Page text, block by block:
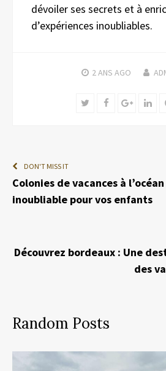
dévoiler ses secrets et à
d’expériences inoubliables.
2 ANS AGO
TwitterFacebookGoogle+
DON'T MISS IT
Colonies de vacances à
inoubliable pour vos enfants
Découvrez bordeaux : Une
des
Random Posts